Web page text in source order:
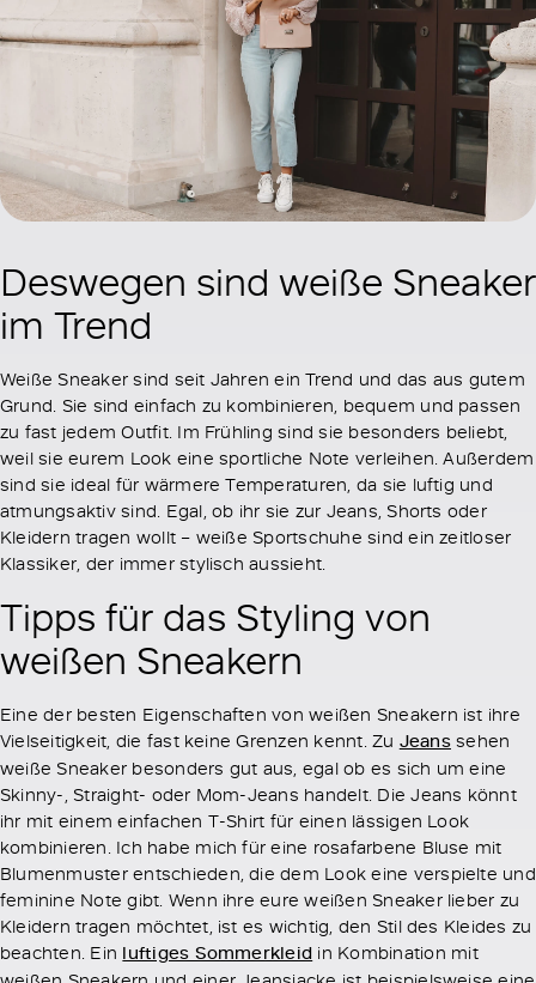
Deswegen sind weiße Sneaker
im Trend
Weiße Sneaker sind seit Jahren ein Trend und das aus gutem
Grund. Sie sind einfach zu kombinieren, bequem und passen
zu fast jedem Outfit. Im Frühling sind sie besonders beliebt,
weil sie eurem Look eine sportliche Note verleihen. Außerdem
sind sie ideal für wärmere Temperaturen, da sie luftig und
atmungsaktiv sind. Egal, ob ihr sie zur Jeans, Shorts oder
Kleidern tragen wollt – weiße Sportschuhe sind ein zeitloser
Klassiker, der immer stylisch aussieht.
Tipps für das Styling von
weißen Sneakern
Eine der besten Eigenschaften von weißen Sneakern ist ihre
Vielseitigkeit, die fast keine Grenzen kennt. Zu Jeanssehen
weiße Sneaker besonders gut aus, egal ob es sich um eine
Skinny-, Straight- oder Mom-Jeans handelt. Die Jeans könnt
ihr mit einem einfachen T-Shirt für einen lässigen Look
kombinieren. Ich habe mich für eine rosafarbene Bluse mit
Blumenmuster entschieden, die dem Look eine verspielte und
feminine Note gibt. Wenn ihre eure weißen Sneaker lieber zu
Kleidern tragen möchtet, ist es wichtig, den Stil des Kleides zu
beachten. Ein luftiges Sommerkleid in Kombination mit